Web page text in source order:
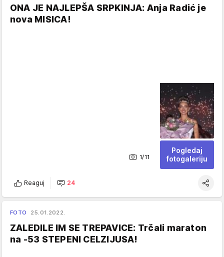
ONA JE NAJLEPŠA SRPKINJA: Anja Radić je
nova MISICA!
1/11
Pogledaj
fotogaleriju
Reaguj 24
FOTO 25.01.2022.
ZALEDILE IM SE TREPAVICE: Trčali maraton
na -53 STEPENI CELZIJUSA!